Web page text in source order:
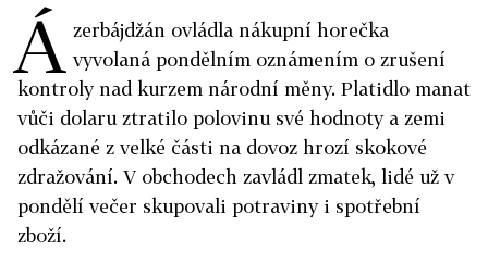
Á zerbájdžán ovládla nákupní horečka
vyvolaná pondělním oznámením o zrušení
kontroly nad kurzem národní měny. Platidlo manat
vůči dolaru ztratilo polovinu své hodnoty a zemi
odkázané z velké části na dovoz hrozí skokové
zdražování. V obchodech zavládl zmatek, lidé už v
pondělí večer skupovali potraviny i spotřební
zboží.